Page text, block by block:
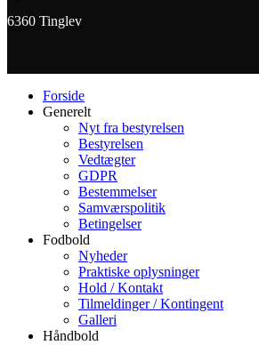
6360 Tinglev
Forside
Generelt
Nyt fra bestyrelsen
Bestyrelsen
Vedtægter
GDPR
Bestemmelser
Samværspolitik
Betingelser
Fodbold
Nyheder
Praktiske oplysninger
Hold / Kontakt
Tilmeldinger / Kontingent
Galleri
Håndbold